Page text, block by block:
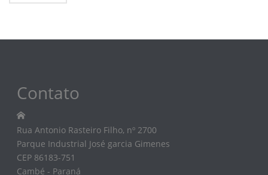
Contato
Rua Antonio Rasteiro Filho, nº 2700
Parque Industrial José garcia Gimenes
CEP 86183-751
Cambé - Paraná